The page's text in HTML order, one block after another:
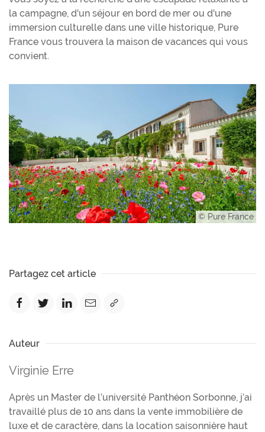
la campagne, d'un séjour en bord de mer ou d'une
immersion culturelle dans une ville historique, Pure
France vous trouvera la maison de vacances qui vous
convient.
© Pure France
Partagez cet article
Auteur
Virginie Erre
Après un Master de l’université Panthéon Sorbonne, j’ai
travaillé plus de 10 ans dans la vente immobilière de
luxe et de caractère, dans la location saisonnière haut